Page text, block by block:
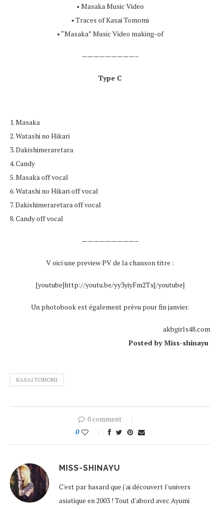
• Masaka Music Video
• Traces of Kasai Tomomi
• “Masaka” Music Video making-of
—————————–
Type C
1. Masaka
2. Watashi no Hikari
3. Dakishimeraretara
4. Candy
5. Masaka off vocal
6. Watashi no Hikari off vocal
7. Dakishimeraretara off vocal
8. Candy off vocal
—————————–
V oici une preview PV de la chanson titre :
[youtube]http://youtu.be/yy3yiyFm2Ts[/youtube]
Un photobook est également prévu pour fin janvier.
akbgirls48.com
Posted by Miss-shinayu
KASAI TOMOMI
0 comment
0
MISS-SHINAYU
C'est par hasard que j'ai découvert l'univers
asiatique en 2003 ! Tout d'abord avec Ayumi